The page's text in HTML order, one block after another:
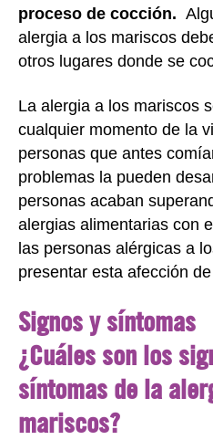
proceso de cocción.
alergia a los mariscos
otros lugares donde se
La alergia a los mariscos
cualquier momento de la
personas que antes
problemas la pueden
personas acaban
alergias alimentarias con
las personas alérgicas a
presentar esta afección
Signos y síntomas
¿Cuáles son los
síntomas de la
mariscos?